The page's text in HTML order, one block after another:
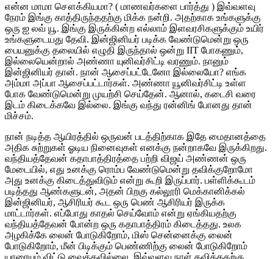
என்ன மாமா சௌக்கியமா? ( மாணவர்களை பார்த்து ) இவ்வளவு
நேரம் இங்கு காத்திருந்ததற்கு மிக்க நன்றி. அதற்காக உங்களுக்கு
ஒரு ஐ லவ் யூ. இங்கு இருக்கின்ற எல்லாம் இளவரசிகளுக்கும் உயிர்
உங்களுடையது தேவி. இன்ஜினியர் படிக்க வேண்டுமென்று ஒரு
பையனுக்கு தலையில் எழுதி இருந்தால் ஒன்று IIT போகணும்,
இல்லையென்றால் அண்ணா யுனிவர்சிட்டி வரணும். நானும்
இன்ஜினியர் தான். நான் ஆசைப்பட்டேனோ இல்லையோ? எங்க
அம்மா அப்பா ஆசைப்பட்டார்கள். அண்ணா யூனிவர்சிட்டி உள்ள
போக வேண்டுமென்று முயற்சி செய்தேன். ஆனால், கடைசி வரை
இடம் கிடைக்கவே இல்லை. இங்கு வந்து ரன்னிங் போனது தான்
மிச்சம்.
நான் நடித்த ஆயிரத்தில் ஒருவன் படத்திற்காக இதே மைதானத்தை
அதிக சுற்றுகள் ஓடிய நினைவுகள் எனக்கு நன்றாகவே இருக்கிறது.
வந்தியத்தேவன் கதாபாத்திரத்தை பற்றி விஜய் அண்ணன் ஒரு
மேடையில், எது உனக்கு ரொம்ப வேண்டுமென்று தவிக்குறோமோ
அது உனக்கு கிடைத்துவிடும் என்று கூறி இருப்பார். பள்ளிக்கூடம்
படித்தது ஆண்களுடன், அதன் பிறகு கல்லூரி மெக்கானிக்கல்
இன்ஜினியர், ஆசிரியர் கூட ஒரு பெண் ஆசிரியர் இருக்க
மாட்டார்கள். எப்போது காதல் செய்வோம் என்று ஏங்கியதற்கு
வந்தியத்தேவன் போன்ற ஒரு கதாபாத்திரம் கிடைத்தது. உலக
அழகிக்கே லைன் போடுகிறோம், மிஸ் சென்னைக்கு லைன்
போடுகிறோம், மீன் பிடிக்கும் பெண்ணிற்கு லைன் போடுகிறோம்
யாரையும் விட்டு வைக்கவில்லை. இவ்வளவு நாள் தவித்ததற்கு